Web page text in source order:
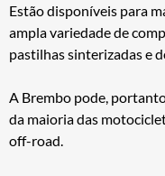
Estão disponíveis para
ampla variedade de
pastilhas sinterizadas e
A Brembo pode,
da maioria das
off-road.